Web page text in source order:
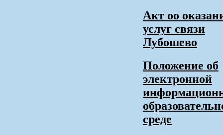
Акт оо
услуг связи
Лубошево
Положение об
электронной
среде